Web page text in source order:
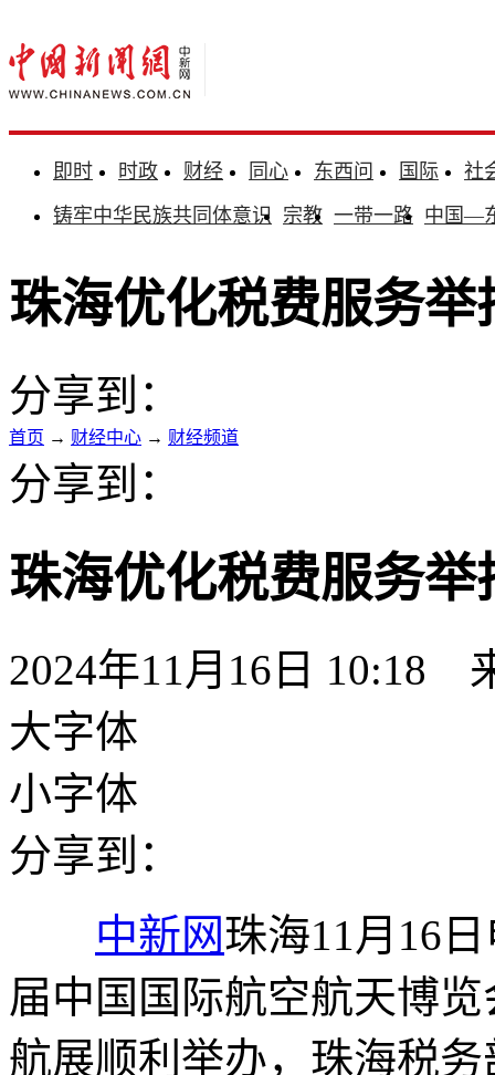
即时 时政 财经 同心 东西问 国际
社
铸牢中华民族共同体意识 宗教 一带一路 中国—
珠海优化税费服务
分享到：
首页 → 财经中心 → 财经频道
分享到：
珠海优化税费服务
2024年11月16日 10:18
大字体
小字体
分享到：
中新网珠海11月16
届中国国际航空航天博
航展顺利举办，珠海税